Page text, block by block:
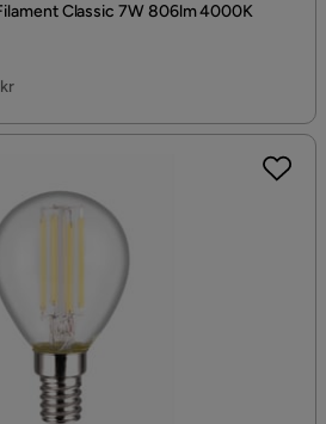
Classic 7W 806lm 4000K